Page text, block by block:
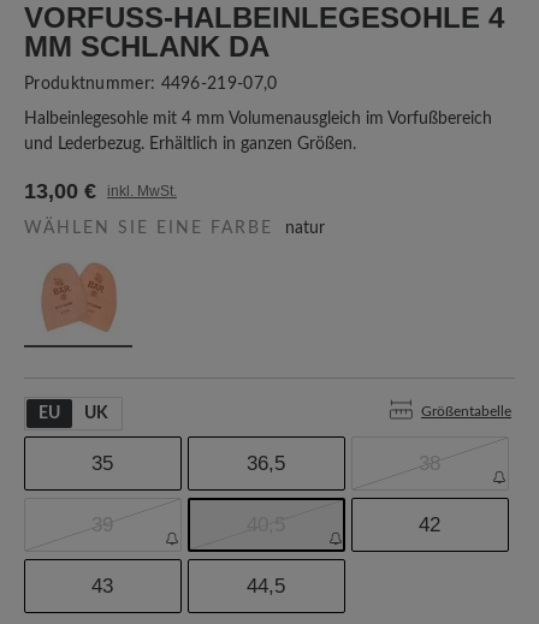
VORFUSS-HALBEINLEGESOHLE 4 M
M SCHLANK DA
Produktnummer: 4496-219-07,0
Halbeinlegesohle mit 4 mm Volumenausgleich im Vorfußbereich
und Lederbezug. Erhältlich in ganzen Größen.
13,00 € inkl. MwSt.
WÄHLEN SIE EINE FARBE natur
EU UK Größentabelle
35 36,5 38
39 42
43 44,5